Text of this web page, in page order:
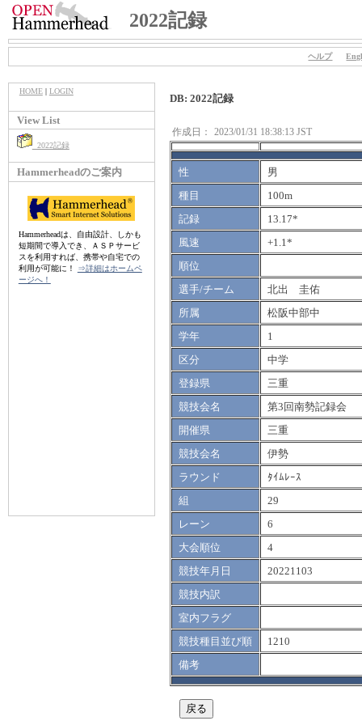
2022記録
ヘルプ
HOME| LOGIN
View List
2022記録
Hammerheadのご案内
Hammerheadは、自由設計、しかも
短期間で導入でき、ＡＳＰサービ
スを利用すれば、携帯や自宅での
利用が可能に！
⇒詳細はホームペ
ージへ！
DB: 2022記録
作成日： 2023/01/31 18:38:13 JST
性
男
種目
100m
記録
13.17*
風速
+1.1*
順位
選手/チーム
北出 圭佑
所属
松阪中部中
学年
1
区分
中学
登録県
三重
競技会名
第3回南勢記録会
開催県
三重
競技会名
伊勢
ラウンド
ﾀｲﾑﾚｰｽ
組
29
レーン
6
大会順位
4
競技年月日
20221103
競技内訳
室内フラグ
競技種目並び順
1210
備考